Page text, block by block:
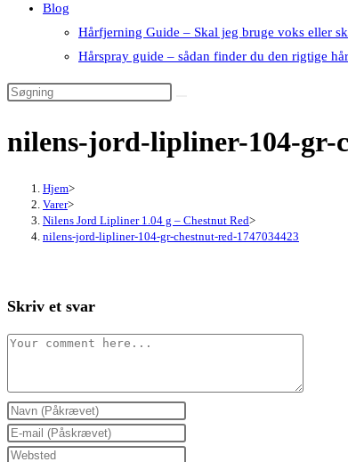
Blog
Hårfjerning Guide – Skal jeg bruge voks eller
Hårspray guide – sådan finder du den rigtige
nilens-jord-lipliner-104-gr-
Hjem>
Varer>
Nilens Jord Lipliner 1.04 g – Chestnut Red>
nilens-jord-lipliner-104-gr-chestnut-red-1747034423
Skriv et svar
Comment
Enter
your
name
Enter
your
Enter